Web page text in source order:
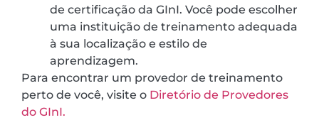
de certificação da GInI. Você pode escolher
uma instituição de treinamento adequada
à sua localização e estilo de
aprendizagem.
Para encontrar um provedor de treinamento
perto de você, visite o Diretório de Provedores
do GInI.